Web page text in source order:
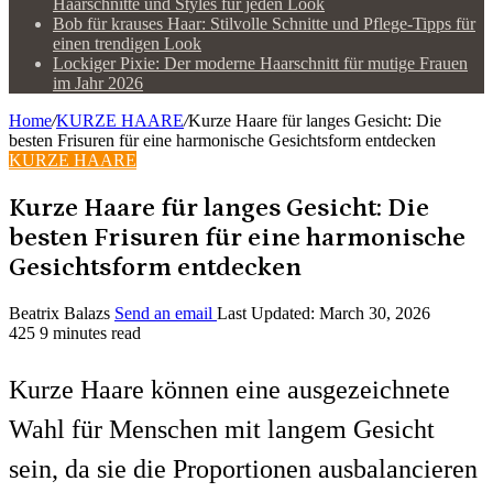
Haarschnitte und Styles für jeden Look
Bob für krauses Haar: Stilvolle Schnitte und Pflege-Tipps für
einen trendigen Look
Lockiger Pixie: Der moderne Haarschnitt für mutige Frauen
im Jahr 2026
Home/KURZE HAARE/Kurze Haare für langes Gesicht: Die
besten Frisuren für eine harmonische Gesichtsform entdecken
KURZE HAARE
Kurze Haare für langes Gesicht: Die
besten Frisuren für eine harmonische
Gesichtsform entdecken
Beatrix Balazs Send an email Last Updated: March 30, 2026
425 9 minutes read
Kurze Haare können eine ausgezeichnete
Wahl für Menschen mit langem Gesicht
sein, da sie die Proportionen ausbalancieren